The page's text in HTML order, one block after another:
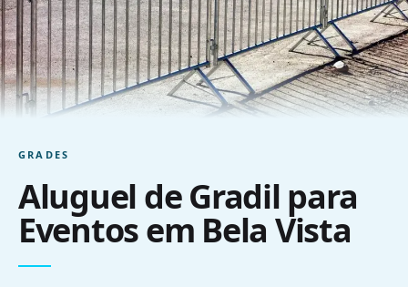
GRADES
Aluguel de Gradil para
Eventos em Bela Vista